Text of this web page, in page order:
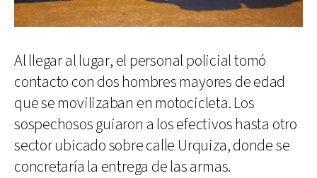
Al llegar al lugar, el personal policial tomó
contacto con dos hombres mayores de edad
que se movilizaban en motocicleta. Los
sospechosos guiaron a los efectivos hasta otro
sector ubicado sobre calle Urquiza, donde se
concretaría la entrega de las armas.